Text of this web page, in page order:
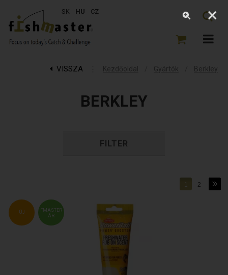
SK HU CZ
VISSZA Kezdőoldal Gyártók Berkley
BERKLEY
FILTER
1 2
FMASTER
ÁR
ÚJ